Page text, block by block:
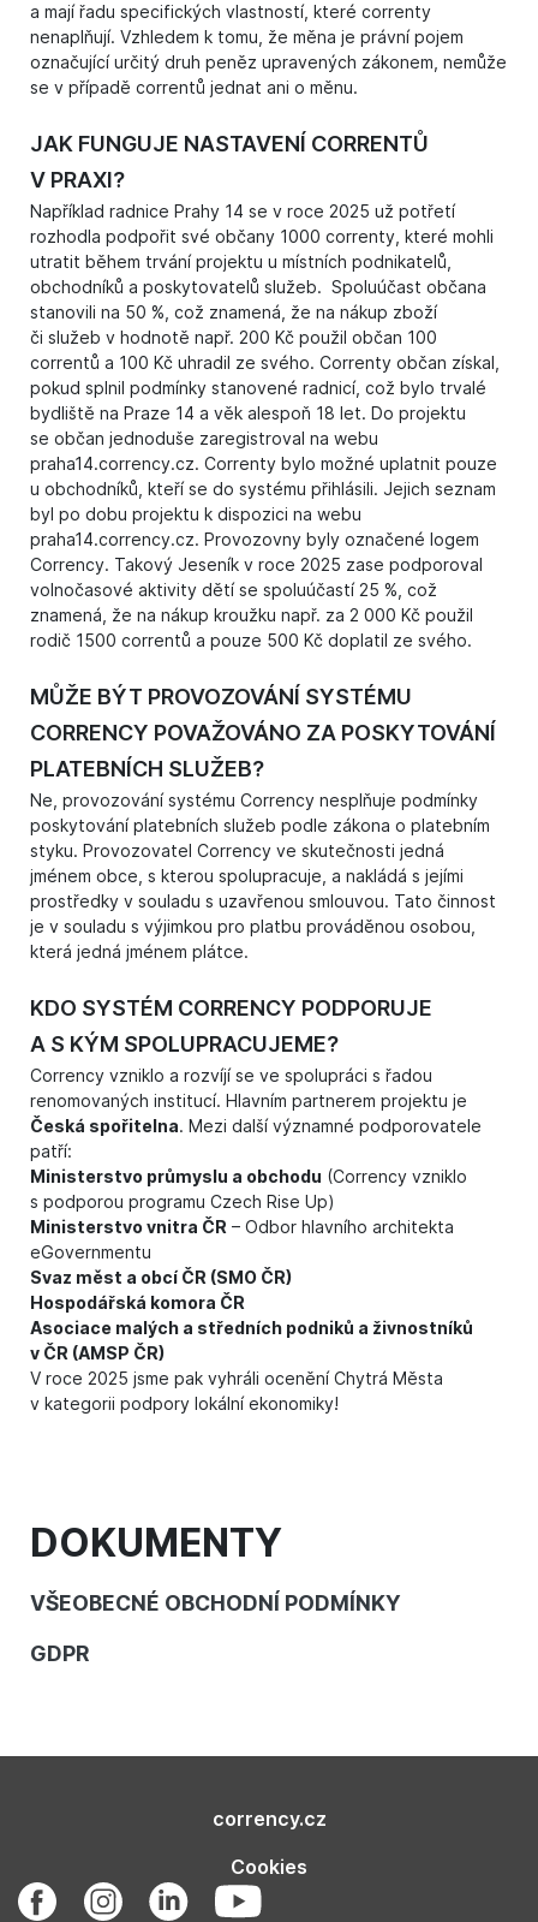
a mají řadu specifických vlastností, které correnty
nenaplňují. Vzhledem k tomu, že měna je právní pojem
označující určitý druh peněz upravených zákonem, nemůže
se v případě correntů jednat ani o měnu.
JAK FUNGUJE NASTAVENÍ CORRENTŮ
V PRAXI?
Například radnice Prahy 14 se v roce 2025 už potřetí
rozhodla podpořit své občany 1000 correnty, které mohli
utratit během trvání projektu u místních podnikatelů,
obchodníků a poskytovatelů služeb. Spoluúčast občana
stanovili na 50 %, což znamená, že na nákup zboží
či služeb v hodnotě např. 200 Kč použil občan 100
correntů a 100 Kč uhradil ze svého. Correnty občan získal,
pokud splnil podmínky stanovené radnicí, což bylo trvalé
bydliště na Praze 14 a věk alespoň 18 let. Do projektu
se občan jednoduše zaregistroval na webu
praha14.corrency.cz. Correnty bylo možné uplatnit pouze
u obchodníků, kteří se do systému přihlásili. Jejich seznam
byl po dobu projektu k dispozici na webu
praha14.corrency.cz. Provozovny byly označené logem
Corrency. Takový Jeseník v roce 2025 zase podporoval
volnočasové aktivity dětí se spoluúčastí 25 %, což
znamená, že na nákup kroužku např. za 2 000 Kč použil
rodič 1500 correntů a pouze 500 Kč doplatil ze svého.
MŮŽE BÝT PROVOZOVÁNÍ SYSTÉMU
CORRENCY POVAŽOVÁNO ZA POSKYTOVÁNÍ
PLATEBNÍCH SLUŽEB?
Ne, provozování systému Corrency nesplňuje podmínky
poskytování platebních služeb podle zákona o platebním
styku. Provozovatel Corrency ve skutečnosti jedná
jménem obce, s kterou spolupracuje, a nakládá s jejími
prostředky v souladu s uzavřenou smlouvou. Tato činnost
je v souladu s výjimkou pro platbu prováděnou osobou,
která jedná jménem plátce.
KDO SYSTÉM CORRENCY PODPORUJE
A S KÝM SPOLUPRACUJEME?
Corrency vzniklo a rozvíjí se ve spolupráci s řadou
renomovaných institucí. Hlavním partnerem projektu je
Česká spořitelna. Mezi další významné podporovatele
patří:
Ministerstvo průmyslu a obchodu (Corrency vzniklo
s podporou programu Czech Rise Up)
Ministerstvo vnitra ČR – Odbor hlavního architekta
eGovernmentu
Svaz měst a obcí ČR (SMO ČR)
Hospodářská komora ČR
Asociace malých a středních podniků a živnostníků
v ČR (AMSP ČR)
V roce 2025 jsme pak vyhráli ocenění Chytrá Města
v kategorii podpory lokální ekonomiky!
DOKUMENTY
VŠEOBECNÉ OBCHODNÍ PODMÍNKY
GDPR
corrency.cz
Cookies